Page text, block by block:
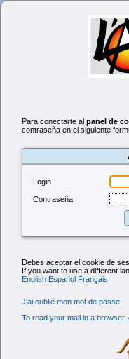
Para conectarte al panel de
contraseña en el siguiente
Login
Contraseña
Debes aceptar el cookie de
If you want to use a different
English Español Français
J'ai oublié mon mot de passe
To read your mail in a